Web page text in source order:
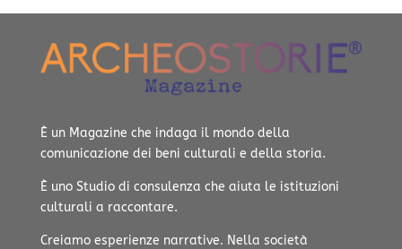
È un Magazine che indaga il mondo della
comunicazione dei beni culturali e della storia.
È uno Studio di consulenza che aiuta le istituzioni
culturali a raccontare.
Creiamo esperienze narrative. Nella società